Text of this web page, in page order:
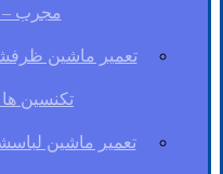
مجرب –
تعمیر ماشین
تکنسین ها –
تعمیر ماشین